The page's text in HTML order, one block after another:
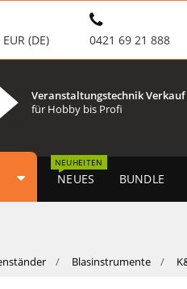
(DE) 0421 69 21 888
Veranstaltungstechnik Verkauf
für Hobby bis Profi
NEUES
NEUHEITEN
BUNDLE
Blasinstrumente